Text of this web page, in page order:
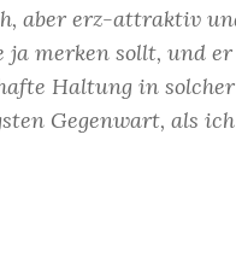
aber erz-attraktiv
merken sollt, und
Haltung in
Gegenwart, als